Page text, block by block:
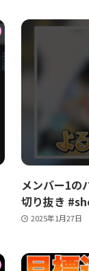
メンバー1の
切り抜き
2025年1月27日